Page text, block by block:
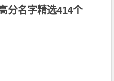
分名字精选414个